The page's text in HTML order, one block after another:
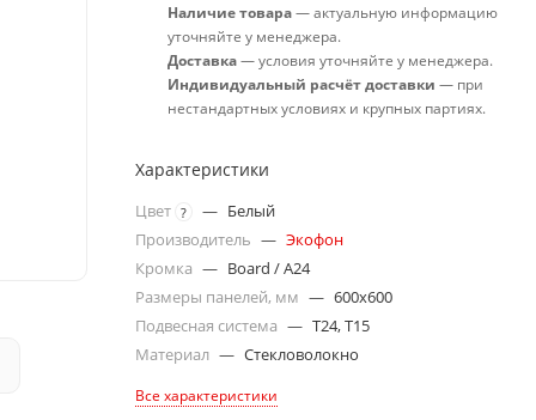
Наличие товара— актуальную информацию
уточняйте у менеджера.
Доставка— условия уточняйте у менеджера.
Индивидуальный расчёт доставки — при
нестандартных условиях и крупных партиях.
Характеристики
Цвет ? — Белый
Производитель — Экофон
Кромка — Board / A24
Размеры панелей, мм — 600x600
Подвесная система — T24, T15
Материал — Стекловолокно
Все характеристики